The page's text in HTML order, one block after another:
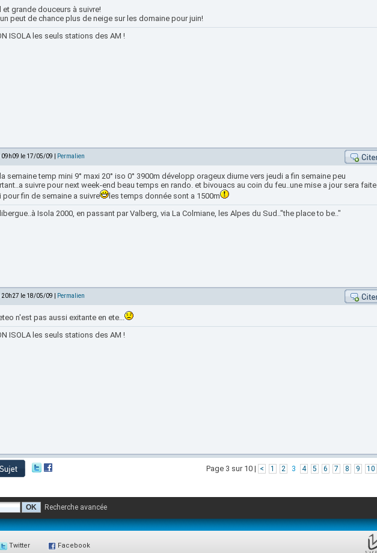
et grande douceurs à suivre!
peut de chance plus de neige sur les domaine pour juin!
ISOLA les seuls stations des AM !
09h09 le 17/05/09 | Permalien
semaine temp mini 9° maxi 20° iso 0° 3900m développ orageux diurne vers jeudi a fin semaine peu
suivre pour next week-end beau temps en rando. et bivouacs au coin du feu..une mise a jour sera faite
pour fin de semaine a suivre
les temps donnée sont a 1500m
Isola 2000, en passant par Valberg, via La Colmiane, les Alpes du Sud.."the place to be.."
20h27 le 18/05/09 | Permalien
n'est pas aussi exitante en ete...
ISOLA les seuls stations des AM !
Page 3 sur 10 | < 1 2 3 4 5 6 7 8 9 10
Recherche avancée
Twitter Facebook